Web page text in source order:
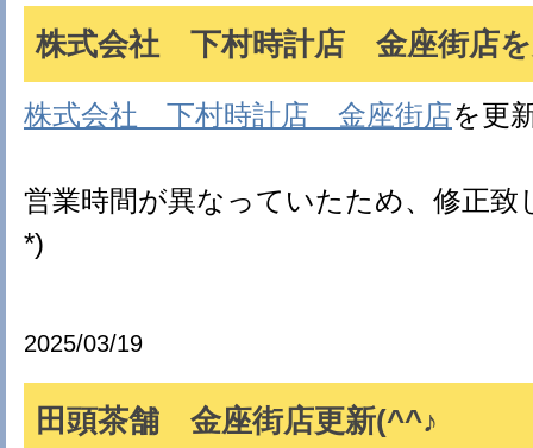
株式会社 下村時計店 金座街店
株式会社 下村時計店 金座街店を更
営業時間が異なっていたため、修正
*)
2025/03/19
田頭茶舗 金座街店更新(^^♪